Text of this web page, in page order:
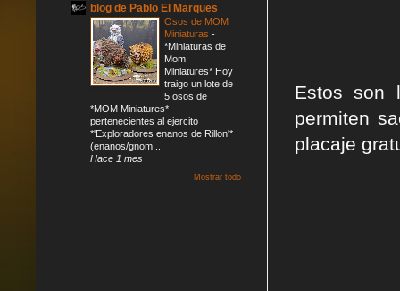
Estos son
permiten
placaje
blog de Pablo El Marques
Osos de MOM
Miniaturas -
*Miniaturas de
Mom
Miniatures* Hoy
traigo un lote de
5 osos de
*MOM Miniatures*
pertenecientes al ejercito
*'Exploradores enanos de Rillon'*
(enanos/gnom...
Hace 1 mes
Mostrar todo